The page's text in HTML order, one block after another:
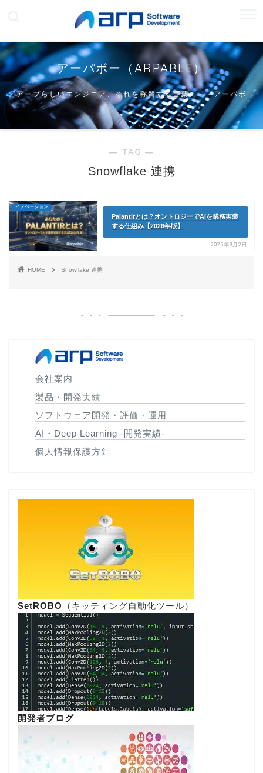
アーパボー（ARPABLE）
アープらしいエンジニア、それを称賛する言葉・・・アーパボ
ー
― TAG ―
Snowflake 連携
イノベーション
Palantirとは？オントロジーでAIを業務実装
する仕組み【2026年版】
2025年9月2日
HOME Snowflake 連携
会社案内
製品・開発実績
ソフトウェア開発・評価・運用
AI・Deep Learning -開発実績-
個人情報保護方針
SetROBO （キッティング自動化ツール）
開発者ブログ